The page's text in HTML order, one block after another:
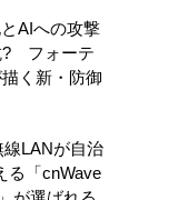
AIへの攻撃
? フォーテ
く新・防御
LANが自治
る「cnWave